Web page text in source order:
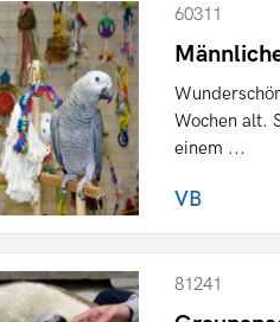
60311
Wochen alt.
einem ...
VB
81241